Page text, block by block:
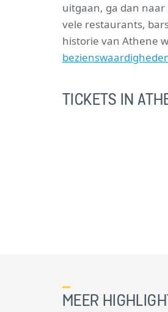
uitgaan, ga dan naar
vele restaurants,
historie van Athene
TICKETS IN
MEER